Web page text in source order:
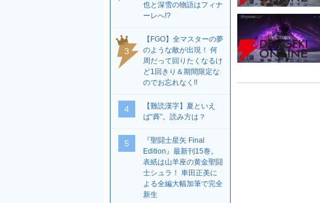
也と深雪の物語はフィナ
ーレへ!?
3
【FGO】全マスターの夢
のような敵が出現！ 何
周だって回りたくなるけ
ど1回きり＆期間限定な
のでお忘れなく!!
4
【難読漢字】夏といえ
ば“蕣”。読み方は？
5
『聖闘士星矢 Final
Edition』最新刊15巻。
表紙は山羊座の黄金聖闘
士シュラ！ 車田正美に
よる全編大幅加筆で完全
新生